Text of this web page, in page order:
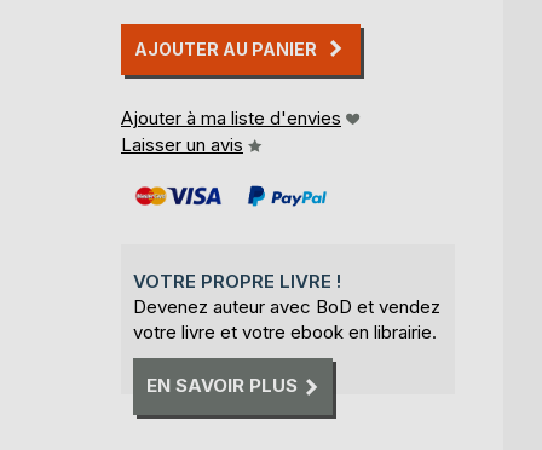
AJOUTER AU PANIER
Ajouter à ma liste d'envies
Laisser un avis
VOTRE PROPRE LIVRE !
Devenez auteur avec BoD et vendez
votre livre et votre ebook en librairie.
EN SAVOIR PLUS